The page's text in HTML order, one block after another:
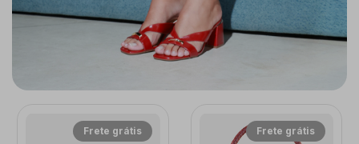
Frete grátis Frete grátis